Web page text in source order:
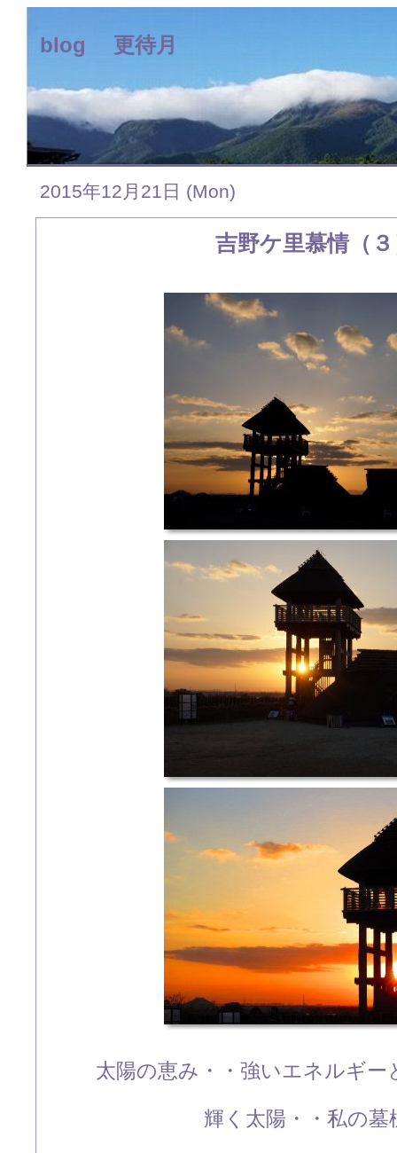
blog 更待月
2015年12月21日 (Mon)
吉野ケ里慕情（
太陽の恵み・・強いエネルギ
輝く太陽・・私の墓